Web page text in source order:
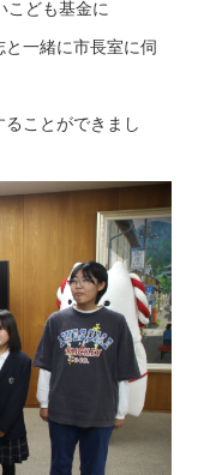
こども基金に
一緒に市長室に伺
ことができまし